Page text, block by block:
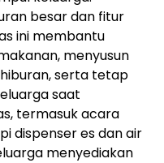
besar dan fitur
ini membantu
menyusun
serta tetap
saat
termasuk acara
dispenser es dan air
menyediakan